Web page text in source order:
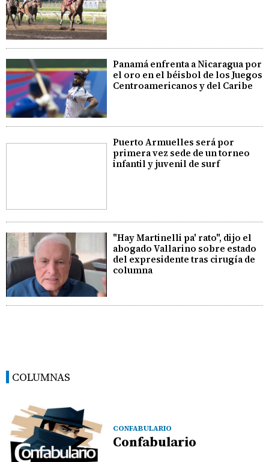
Panamá enfrenta a Nicaragua por
el oro en el béisbol de los Juegos
Centroamericanos y del Caribe
Puerto Armuelles será por
primera vez sede de un torneo
infantil y juvenil de surf
"Hay Martinelli pa' rato", dijo el
abogado Vallarino sobre estado
del expresidente tras cirugía de
columna
COLUMNAS
CONFABULARIO
Confabulario